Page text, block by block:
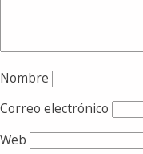
Nombre
Correo electrónico
Web